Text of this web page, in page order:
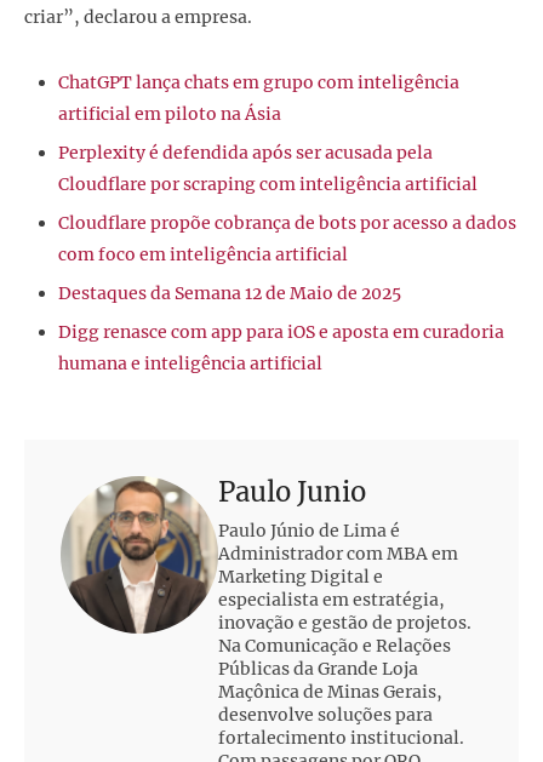
criar”, declarou a empresa.
ChatGPT lança chats em grupo com inteligência
artificial em piloto na Ásia
Perplexity é defendida após ser acusada pela
Cloudflare por scraping com inteligência artificial
Cloudflare propõe cobrança de bots por acesso a dados
com foco em inteligência artificial
Destaques da Semana 12 de Maio de 2025
Digg renasce com app para iOS e aposta em curadoria
humana e inteligência artificial
Paulo Junio
Paulo Júnio de Lima é
Administrador com MBA em
Marketing Digital e
especialista em estratégia,
inovação e gestão de projetos.
Na Comunicação e Relações
Públicas da Grande Loja
Maçônica de Minas Gerais,
desenvolve soluções para
fortalecimento institucional.